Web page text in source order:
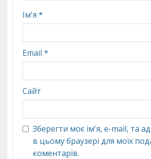
Ім'я *
Email *
Сайт
Зберегти моє ім'я, e-mail, та
в цьому браузері для моїх
коментарів.